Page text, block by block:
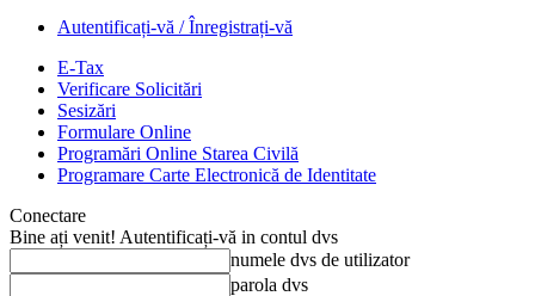
Autentificați-vă / Înregistrați-vă
E-Tax
Verificare Solicitări
Sesizări
Formulare Online
Programări Online Starea Civilă
Programare Carte Electronică de Identitate
Conectare
Bine ați venit! Autentificați-vă in contul dvs
numele dvs de utilizator
parola dvs